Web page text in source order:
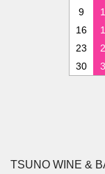
9
16
23
30
TSUNO WINE &